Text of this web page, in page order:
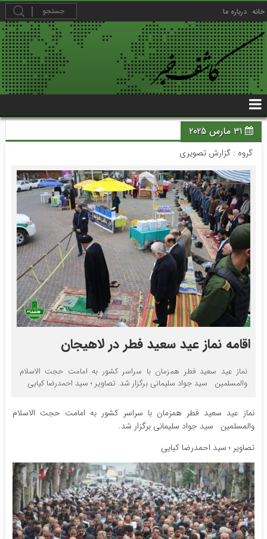
خانه درباره ما
31 مارس 2025
گروه :گزارش تصویری
اقامه نماز عید سعید فطر در لاهیجان
نماز عید سعید فطر همزمان با سراسر کشور به امامت حجت الاسلام
والمسلمین سید جواد سلیمانی برگزار شد. تصاویر ؛ سید احمدرضا کیایی
نماز عید سعید فطر همزمان با سراسر کشور به امامت حجت الاسلام
والمسلمین سید جواد سلیمانی برگزار شد.
تصاویر ؛ سید احمدرضا کیایی